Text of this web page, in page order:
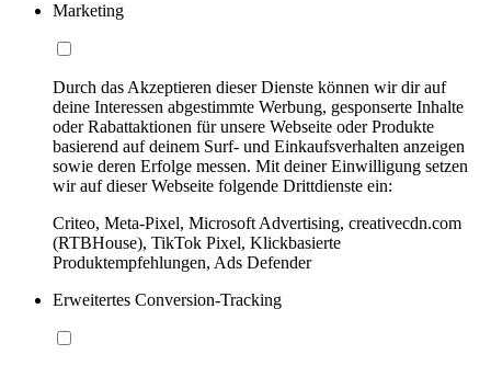
Marketing
Durch das Akzeptieren dieser Dienste können wir dir auf
deine Interessen abgestimmte Werbung, gesponserte Inhalte
oder Rabattaktionen für unsere Webseite oder Produkte
basierend auf deinem Surf- und Einkaufsverhalten anzeigen
sowie deren Erfolge messen. Mit deiner Einwilligung setzen
wir auf dieser Webseite folgende Drittdienste ein:
Criteo, Meta-Pixel, Microsoft Advertising, creativecdn.com
(RTBHouse), TikTok Pixel, Klickbasierte
Produktempfehlungen, Ads Defender
Erweitertes Conversion-Tracking